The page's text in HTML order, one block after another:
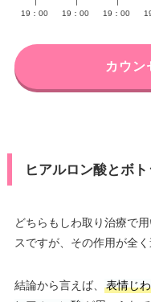
19：00
19：00
19：00
カウン
ヒアルロン酸とボ
どちらもしわ取り治療で
スですが、その作用が全
結論から言えば、
表情じ